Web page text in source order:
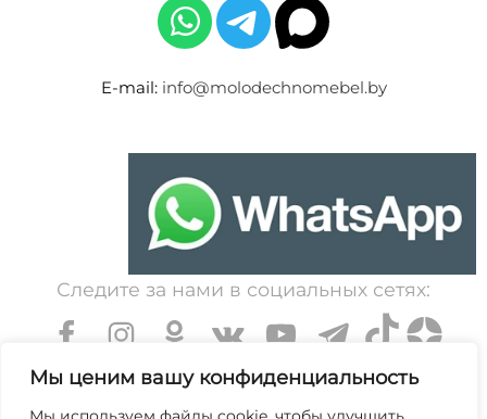
Мы ценим вашу конфиденциальность
E-mail: info@molodechnomebel.by
Следите за нами в социальных сетях: